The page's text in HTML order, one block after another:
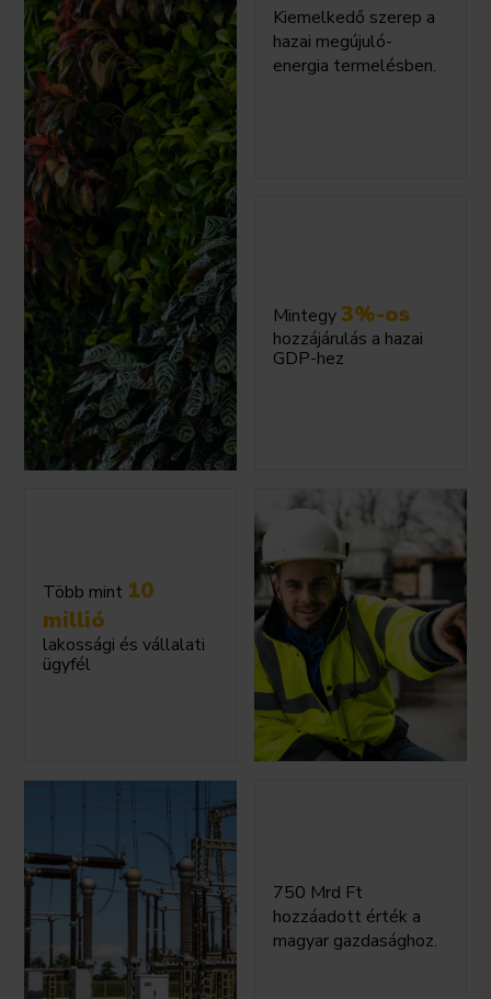
Kiemelkedő szerep a
hazai megújuló-
energia termelésben.
Mintegy3%-os
hozzájárulás a hazai
GDP-hez
Több mint 10
millió
lakossági és vállalati
ügyfél
750 Mrd Ft
hozzáadott érték a
magyar gazdasághoz.